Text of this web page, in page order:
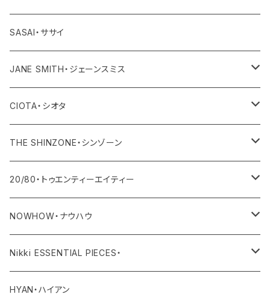
その他
ワンピース・オールインワン
その他
ボトム
ワンピース・オールインワン
その他
アウター
トップス
ボトム
ワンピース・サロペット
その他
SASAI・ササイ
JANE SMITH・ジェーンスミス
アウター
トップス
ボトム
ワンピース・サロペット
その他
CIOTA・シオタ
アウター
トップス
ボトム
ワンピース・サロペット
その他
THE SHINZONE・シンゾーン
アウター
トップス
ボトム
デニム
ワンピース・サロペット
20/80・トゥエンティーエイティー
バッグ
その他
NOWHOW・ナウハウ
バッグ
その他
Nikki ESSENTIAL PIECES・
アウター
HYAN・ハイアン